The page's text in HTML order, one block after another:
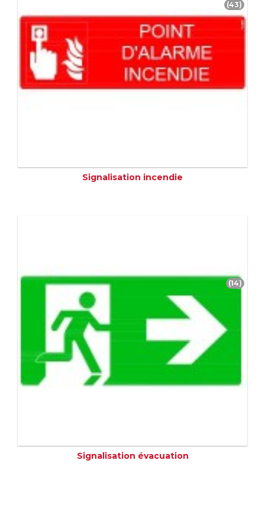
Signalisation incendie
(43)
Signalisation évacuation
(14)